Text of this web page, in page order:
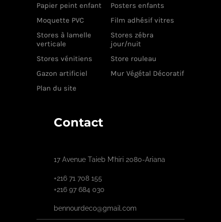
Papier peint enfant
Posters enfants
Moquette PVC
Film adhésif vitres
Stores à lamelle
verticale
Stores zébra
jour/nuit
Stores vénitiens
Store rouleau
Gazon artificiel
Mur Végétal Décoratif
Plan du site
Contact
17 Avenue Taieb M’hiri 2080-Ariana
+216 71 708 155
+216 97 684 030
bennourdeco@gmail.com